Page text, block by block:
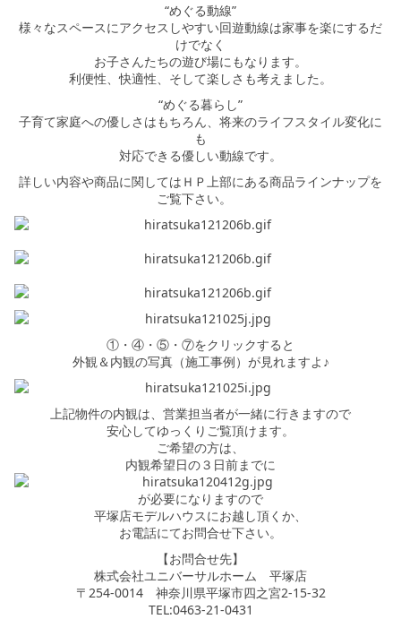
“めぐる動線”
様々なスペースにアクセスしやすい回遊動線は家事を楽にするだ
けでなく
お子さんたちの遊び場にもなります。
利便性、快適性、そして楽しさも考えました。
“めぐる暮らし”
子育て家庭への優しさはもちろん、将来のライフスタイル変化に
も
対応できる優しい動線です。
詳しい内容や商品に関してはＨＰ上部にある商品ラインナップを
ご覧下さい。
①・④・⑤・⑦をクリックすると
外観＆内観の写真（施工事例）が見れますよ♪
上記物件の内観は、営業担当者が一緒に行きますので
安心してゆっくりご覧頂けます。
ご希望の方は、
内観希望日の３日前までに
が必要になりますので
平塚店モデルハウスにお越し頂くか、
お電話にてお問合せ下さい。
【お問合せ先】
株式会社ユニバーサルホーム 平塚店
〒254-0014 神奈川県平塚市四之宮2-15-32
TEL:0463-21-0431